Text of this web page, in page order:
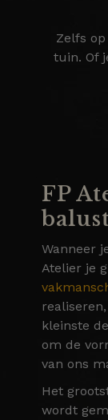
Zelfs
tuin. Of
FP
Wanneer
Atelier je
kleinste
om de
van ons
Het
wordt